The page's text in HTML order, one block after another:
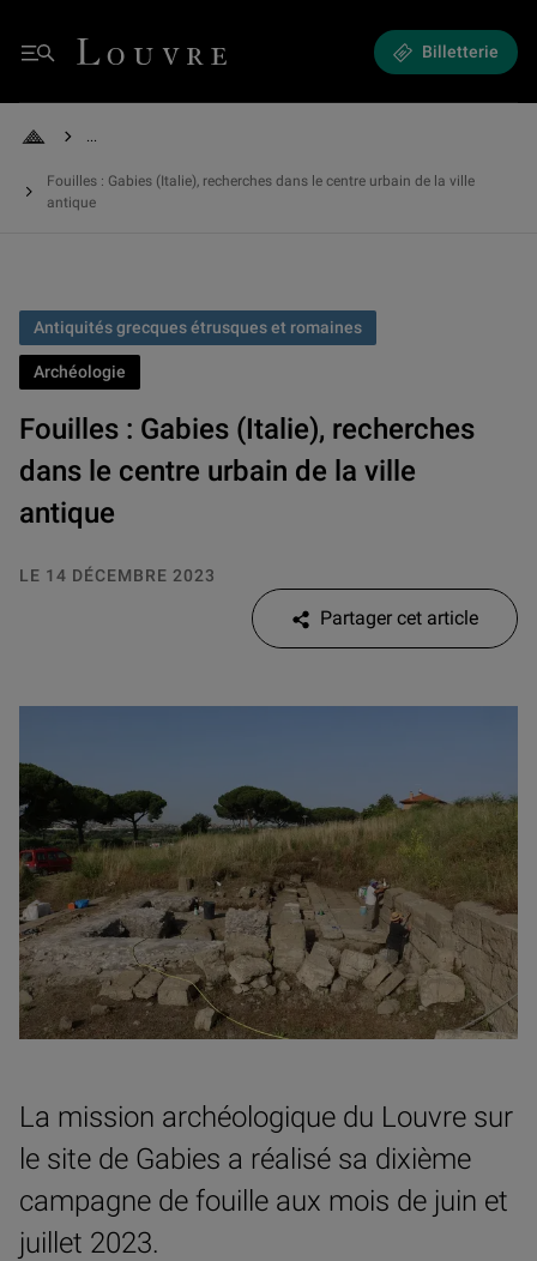
Menu
Louvre - Retour à l'accueil Billetterie
Retour à l'accueil
Fouilles : Gabies (Italie), recherches dans le centre urbain de la ville
antique
Fouilles : Gabies (Italie), recherches
dans le centre urbain de la ville
antique
Antiquités grecques étrusques et romaines
Archéologie
LE 14 DÉCEMBRE 2023
Partager cet article
La mission archéologique du Louvre sur
le site de Gabies a réalisé sa dixième
campagne de fouille aux mois de juin et
juillet 2023.